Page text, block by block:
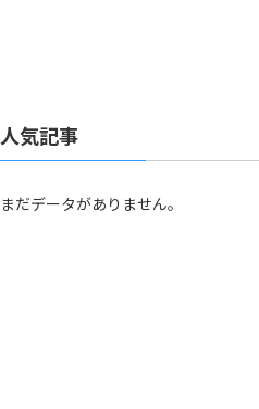
人気記事
まだデータがありません。